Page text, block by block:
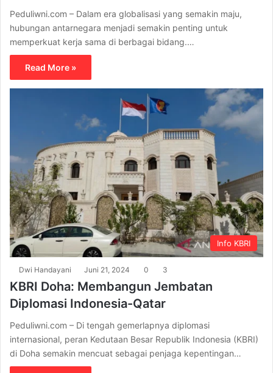
Peduliwni.com – Dalam era globalisasi yang semakin maju,
hubungan antarnegara menjadi semakin penting untuk
memperkuat kerja sama di berbagai bidang.…
Read More »
Info KBRI
Dwi Handayani Juni 21, 2024 0 3
KBRI Doha: Membangun Jembatan
Diplomasi Indonesia-Qatar
Peduliwni.com – Di tengah gemerlapnya diplomasi
internasional, peran Kedutaan Besar Republik Indonesia (KBRI)
di Doha semakin mencuat sebagai penjaga kepentingan…